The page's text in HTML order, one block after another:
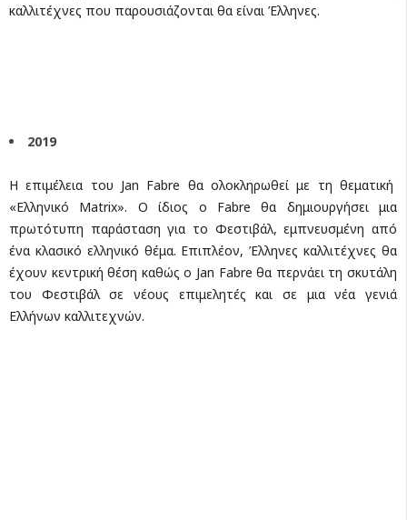
καλλιτέχνες που παρουσιάζονται θα είναι Έλληνες.
2019
Η επιμέλεια του Jan Fabre θα ολοκληρωθεί με τη θεματική
«Ελληνικό Matrix». Ο ίδιος ο Fabre θα δημιουργήσει μια
πρωτότυπη παράσταση για το Φεστιβάλ, εμπνευσμένη από
ένα κλασικό ελληνικό θέμα. Επιπλέον, Έλληνες καλλιτέχνες θα
έχουν κεντρική θέση καθώς ο Jan Fabre θα περνάει τη σκυτάλη
του Φεστιβάλ σε νέους επιμελητές και σε μια νέα γενιά
Ελλήνων καλλιτεχνών.